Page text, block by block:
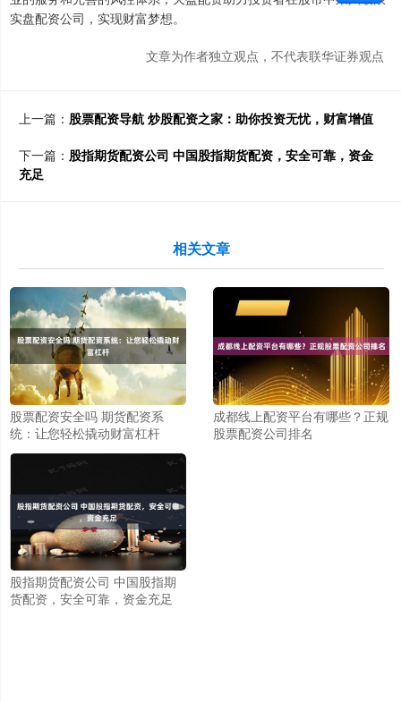
实盘配资公司，实现财富梦想。
文章为作者独立观点，不代表联华证券观点
上一篇： 股票配资导航 炒股配资之家：助你投资无忧，财富增值
下一篇： 股指期货配资公司 中国股指期货配资，安全可靠，资金
充足
相关文章
股票配资安全吗 期货配资系
统：让您轻松撬动财富杠杆
成都线上配资平台有哪些？正规
股票配资公司排名
股指期货配资公司 中国股指期
货配资，安全可靠，资金充足